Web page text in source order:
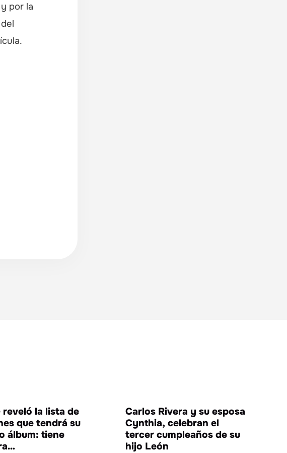
por la
ENTRETENIMIENTO
reveló la lista de
que tendrá su
álbum: tiene
Carlos Rivera y su esposa
Cynthia, celebran el
tercer cumpleaños de su
hijo León